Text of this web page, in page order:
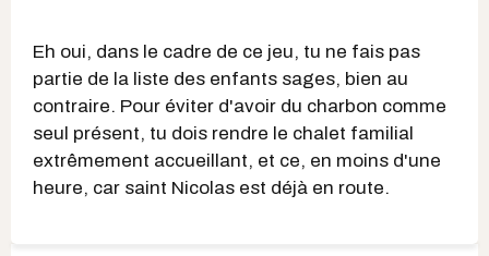
Eh oui, dans le cadre de ce jeu, tu ne fais pas
partie de la liste des enfants sages, bien au
contraire. Pour éviter d'avoir du charbon comme
seul présent, tu dois rendre le chalet familial
extrêmement accueillant, et ce, en moins d'une
heure, car saint Nicolas est déjà en route.